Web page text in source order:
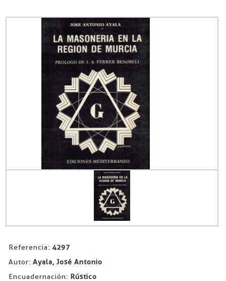
Referencia: 4297
Autor: Ayala, José Antonio
Encuadernación: Rústico